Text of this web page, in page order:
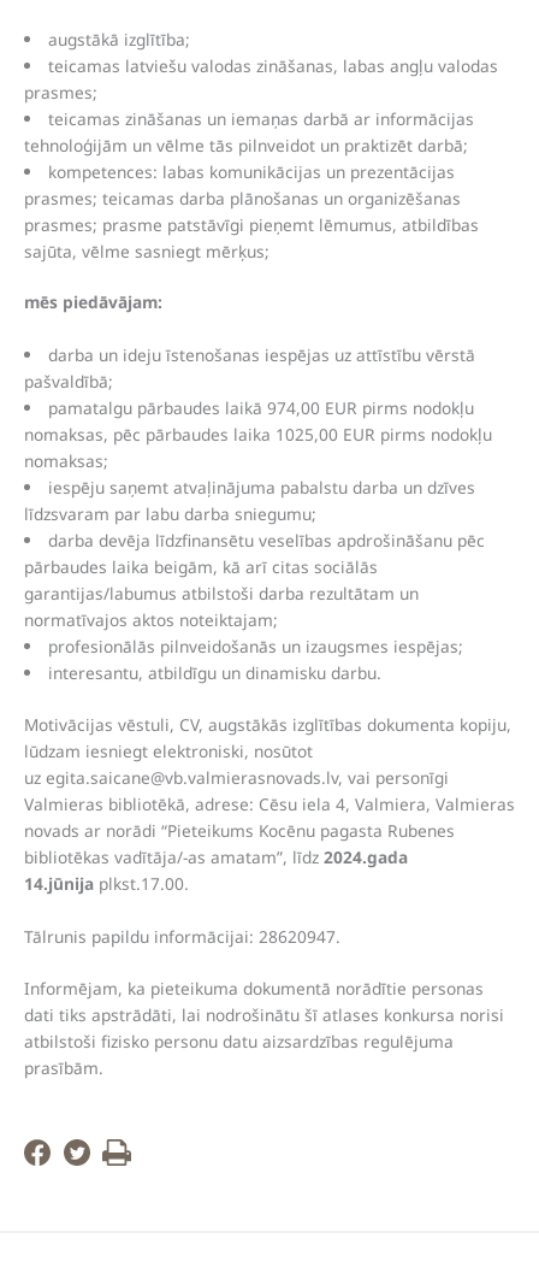
augstākā izglītība;
teicamas latviešu valodas zināšanas, labas angļu valodas
prasmes;
teicamas zināšanas un iemaņas darbā ar informācijas
tehnoloģijām un vēlme tās pilnveidot un praktizēt darbā;
kompetences: labas komunikācijas un prezentācijas
prasmes; teicamas darba plānošanas un organizēšanas
prasmes; prasme patstāvīgi pieņemt lēmumus, atbildības
sajūta, vēlme sasniegt mērķus;
mēs piedāvājam:
darba un ideju īstenošanas iespējas uz attīstību vērstā
pašvaldībā;
pamatalgu pārbaudes laikā 974,00 EUR pirms nodokļu
nomaksas, pēc pārbaudes laika 1025,00 EUR pirms nodokļu
nomaksas;
iespēju saņemt atvaļinājuma pabalstu darba un dzīves
līdzsvaram par labu darba sniegumu;
darba devēja līdzfinansētu veselības apdrošināšanu pēc
pārbaudes laika beigām, kā arī citas sociālās
garantijas/labumus atbilstoši darba rezultātam un
normatīvajos aktos noteiktajam;
profesionālās pilnveidošanās un izaugsmes iespējas;
interesantu, atbildīgu un dinamisku darbu.
Motivācijas vēstuli, CV, augstākās izglītības dokumenta kopiju,
lūdzam iesniegt elektroniski, nosūtot
uz egita.saicane@vb.valmierasnovads.lv, vai personīgi
Valmieras bibliotēkā, adrese: Cēsu iela 4, Valmiera, Valmieras
novads ar norādi “Pieteikums Kocēnu pagasta Rubenes
bibliotēkas vadītāja/-as amatam”, līdz 2024.gada
14.jūnija plkst.17.00.
Tālrunis papildu informācijai: 28620947.
Informējam, ka pieteikuma dokumentā norādītie personas
dati tiks apstrādāti, lai nodrošinātu šī atlases konkursa norisi
atbilstoši fizisko personu datu aizsardzības regulējuma
prasībām.